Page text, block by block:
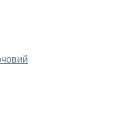
замки?